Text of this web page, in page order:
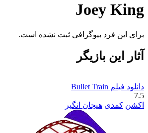
Joey King
برای این فرد بیوگرافی ثبت نشده است.
آثار این بازیگر
دانلود فیلم Bullet Train
7.5
اکشن کمدی هیجان انگیر